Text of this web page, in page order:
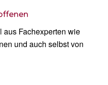
aus Fachexperten wie
und auch selbst von